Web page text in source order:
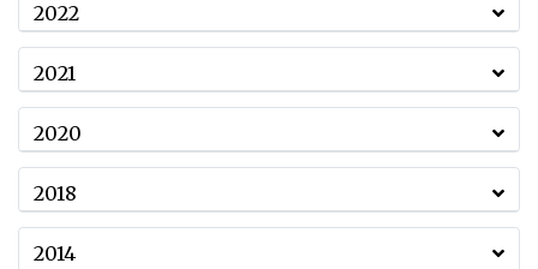
2022
2021
2020
2018
2014